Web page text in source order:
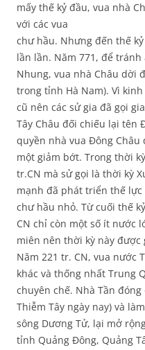
mấy thế kỷ đầu, vua nhà
với các vua
chư hầu. Nhưng đến thế
lần lần. Năm 771, để
Nhung, vua nhà Châu dời
trong tỉnh Hà Nam). Vì
cũ nên các sử gia đã gọi
Tây Châu đối chiếu lại tên
quyền nhà vua Đông Châu
một giảm bớt. Trong thời
tr.CN mà sử gọi là thời kỳ
mạnh đã phát triển thế
chư hầu nhỏ. Từ cuối thế
CN chỉ còn một số ít nước
miên nên thời kỳ này được
Năm 221 tr. CN, vua nước
khác và thống nhất Trung
chuyên chế. Nhà Tần
Thiễm Tây ngày nay) và
sông Dương Tử, lại mở
tỉnh Quảng Đông, Quảng